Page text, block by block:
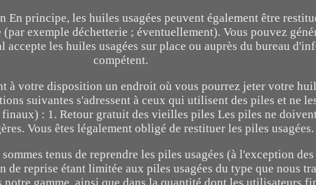
En principe, les huiles usagées peuvent également être
exemple déchetterie ; éventuellement). Vous pouvez
les huiles usagées sur place ou auprès du bureau
compétent.
à votre disposition un endroit où vous pourrez jeter votre
suivantes s'adressent à ceux qui utilisent des piles et ne
: 1. Retour gratuit des vieilles piles Les piles ne
Vous êtes légalement obligé de restituer les piles usagées.
tenus de reprendre les piles usagées (à l'exception
de reprise étant limitée aux piles usagées du type que nous